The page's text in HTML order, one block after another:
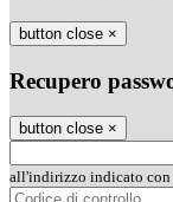
button close ×
Recupero
button close ×
all'indirizzo indicato con